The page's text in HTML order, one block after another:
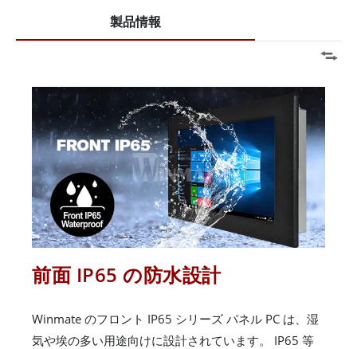
製品情報
前面 IP65 の防水設計
Winmate のフロント IP65 シリーズ パネル PC は、湿
気や埃の多い用途向けに設計されています。 IP65 等